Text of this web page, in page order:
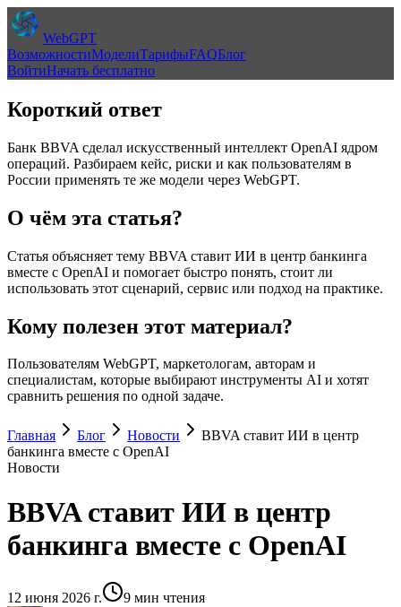
WebGPT
ВозможностиМоделиТарифыFAQБлог
ВойтиНачать бесплатно
Короткий ответ
Банк BBVA сделал искусственный интеллект OpenAI ядром
операций. Разбираем кейс, риски и как пользователям в
России применять те же модели через WebGPT.
О чём эта статья?
Статья объясняет тему BBVA ставит ИИ в центр банкинга
вместе с OpenAI и помогает быстро понять, стоит ли
использовать этот сценарий, сервис или подход на практике.
Кому полезен этот материал?
Пользователям WebGPT, маркетологам, авторам и
специалистам, которые выбирают инструменты AI и хотят
сравнить решения по одной задаче.
Главная Блог Новости
BBVA ставит ИИ в центр
банкинга вместе с OpenAI
Новости
BBVA ставит ИИ в центр
банкинга вместе с OpenAI
12 июня 2026 г. 9 мин чтения